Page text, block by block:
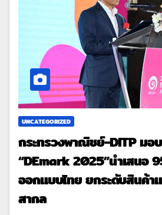
UNCATEGORIZED
กระทรวงพาณิชย์-DITP มอ
“DEmark 2025”นำเสนอ
ออกแบบไทย ยกระดับสินค้า
สากล